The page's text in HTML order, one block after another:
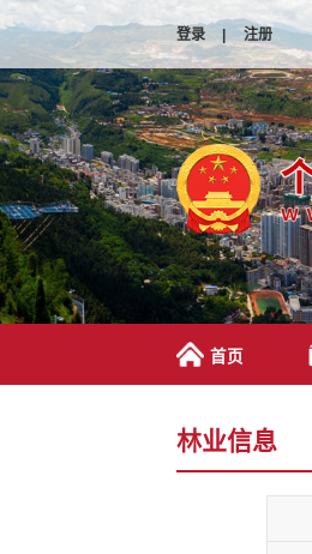
登录 | 注册
首页
林业信息